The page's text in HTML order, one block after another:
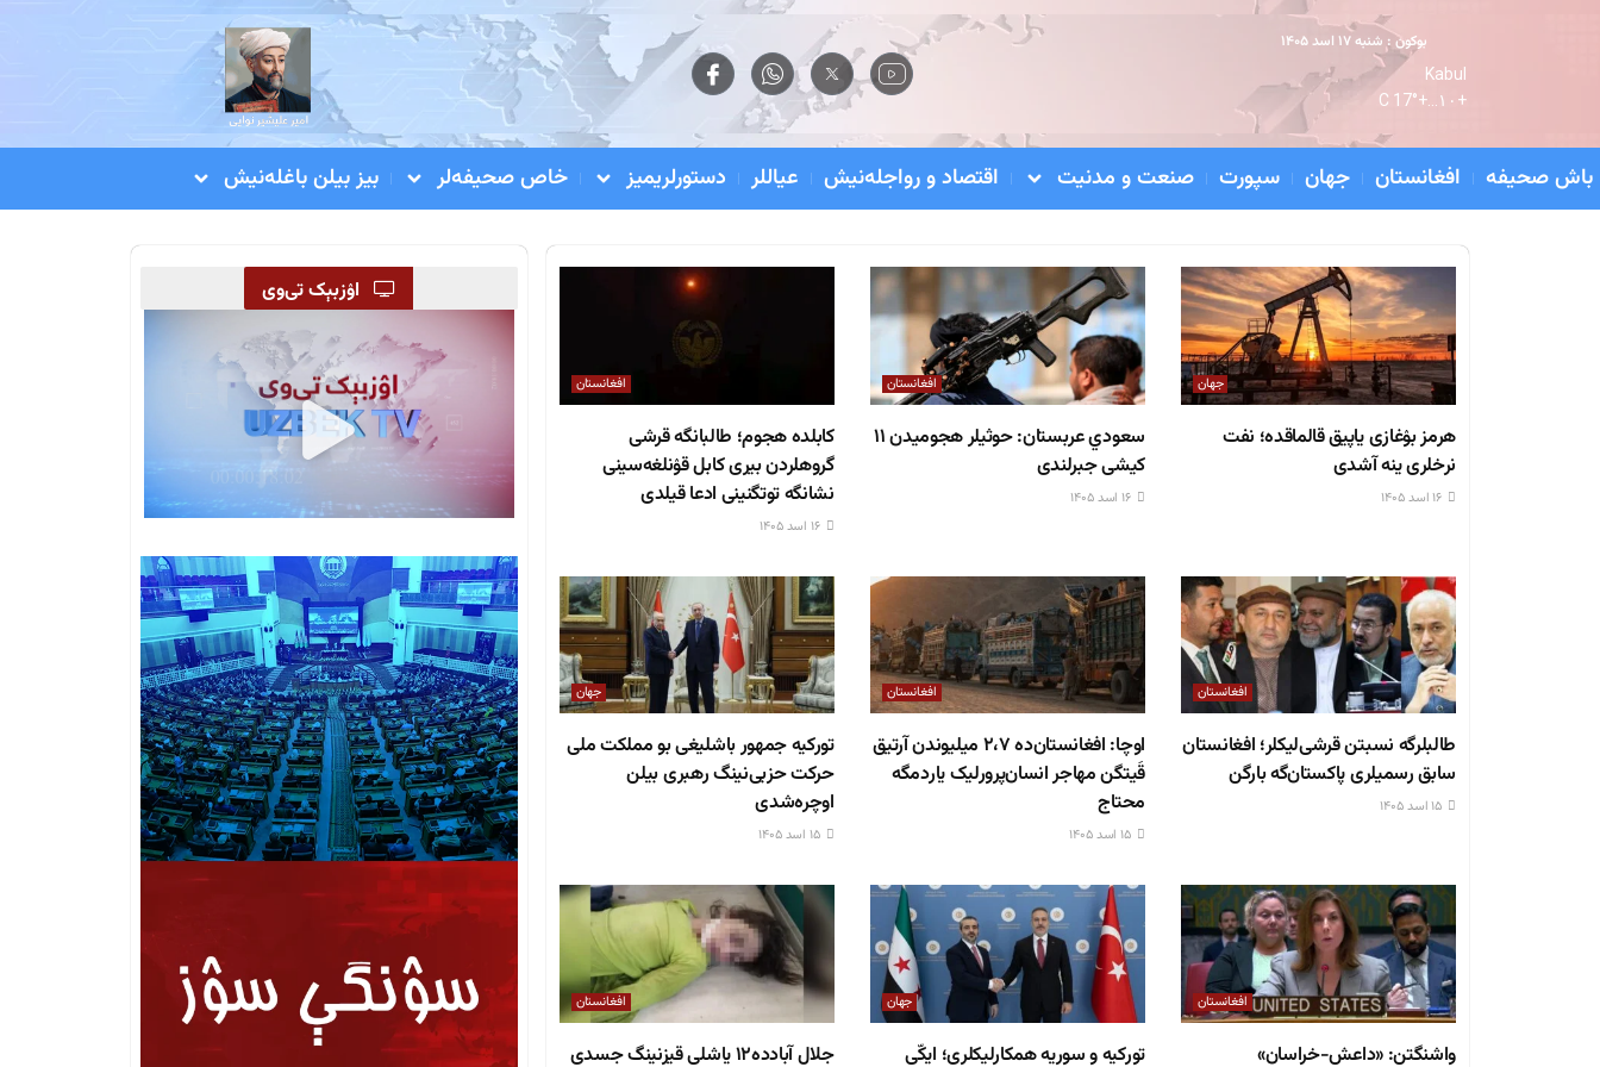
بوکون : شنبه ۱۷ اسد ۱۴۰۵
Kabul
+ ۱۰... +
17° C
باش صحیفه افغانستان جهان سپورت صنعت و مدنیت اقتصاد و رواجله‌نیش عیاللر دستورلریمیز خاص صحیفه‌لر بیز بیلن باغله‌نیش
جهان
هرمز بۉغازی یاپیق قالماقده؛ نفت
نرخلری ینه‌ آشدی
افغانستان
سعودي عربستان: حوثيلر هجومیدن ۱۱
کیشی جبرلندی
افغانستان
کابلده هجوم؛ طالبانگه قرشی
گروهلردن بیری کابل قۉنلغه‌سینی
نشانگه توتگنینی ادعا قیلدی
۱۶ اسد ۱۴۰۵
افغانستان
طالبلرگه نسبتن قرشی‌لیکلر؛ افغانستان
سابق رسمیلری پاکستان‌گه بارگن
افغانستان
اوچا: افغانستان‌ده ۲،۷ میلیوندن آرتیق
قَیتگن مهاجر انسان‌پرورلیک یاردمگه
محتاج
جهان
تورکیه جمهور باشلیغی بو مملکت ملی
حرکت حزبی‌نینگ رهبری بیلن
اوچره‌شدی
۱۵ اسد ۱۴۰۵
افغانستان
وا‌شنگتن: «داعش-خراسان»
جهان
تورکیه و سوریه همکارلیکلری؛ ایکّی
افغانستان
جلال آبادده۱۲ یاشلی قیزنینگ جسدی
اۉزبېک تی‌وی